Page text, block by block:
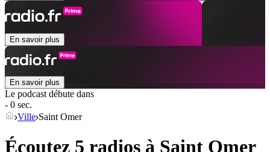
En savoir plus
En savoir plus
Le podcast débute dans
- 0 sec.
Ville Saint Omer
Écoutez 5 radios à Saint Omer